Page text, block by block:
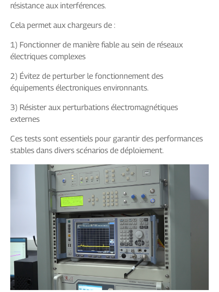
résistance aux interférences.
Cela permet aux chargeurs de :
1) Fonctionner de manière fiable au sein de réseaux
électriques complexes
2) Évitez de perturber le fonctionnement des
équipements électroniques environnants.
3) Résister aux perturbations électromagnétiques
externes
Ces tests sont essentiels pour garantir des performances
stables dans divers scénarios de déploiement.